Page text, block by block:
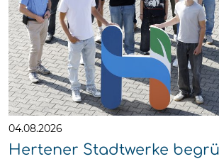
04.08.2026
Hertener Stadtwerke